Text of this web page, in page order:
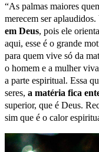
“As palmas maiores
merecem ser
em Deus, pois ele
aqui, esse é o grande
para quem vive só da
o homem e a mulher
a parte espiritual. Essa
seres, a matéria fica
superior, que é Deus.
sim que é o calor